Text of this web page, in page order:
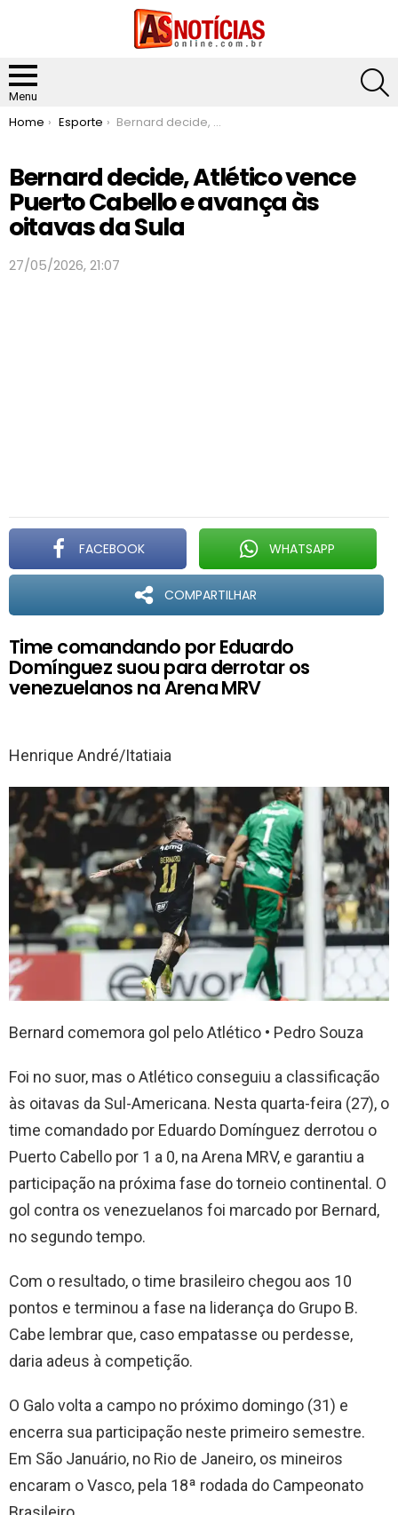
Menu
You are here:
Home Esporte Bernard decide, Atlético vence Puerto Cabello e avança às oitavas da Sula
Bernard decide, Atlético vence
Puerto Cabello e avança às
oitavas da Sula
27/05/2026, 21:07
FACEBOOK WHATSAPP
COMPARTILHAR
Time comandando por Eduardo
Domínguez suou para derrotar os
venezuelanos na Arena MRV
Henrique André/Itatiaia
Bernard comemora gol pelo Atlético • Pedro Souza
Foi no suor, mas o Atlético conseguiu a classificação
às oitavas da Sul-Americana. Nesta quarta-feira (27), o
time comandado por Eduardo Domínguez derrotou o
Puerto Cabello por 1 a 0, na Arena MRV, e garantiu a
participação na próxima fase do torneio continental. O
gol contra os venezuelanos foi marcado por Bernard,
no segundo tempo.
Com o resultado, o time brasileiro chegou aos 10
pontos e terminou a fase na liderança do Grupo B.
Cabe lembrar que, caso empatasse ou perdesse,
daria adeus à competição.
O Galo volta a campo no próximo domingo (31) e
encerra sua participação neste primeiro semestre.
Em São Januário, no Rio de Janeiro, os mineiros
encaram o Vasco, pela 18ª rodada do Campeonato